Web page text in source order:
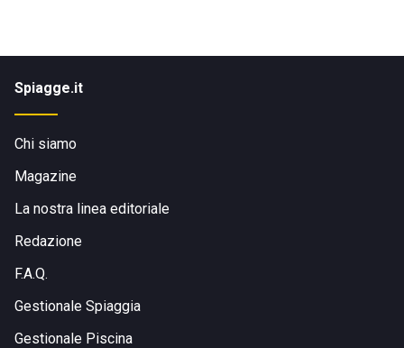
Spiagge.it
Chi siamo
Magazine
La nostra linea editoriale
Redazione
F.A.Q.
Gestionale Spiaggia
Gestionale Piscina